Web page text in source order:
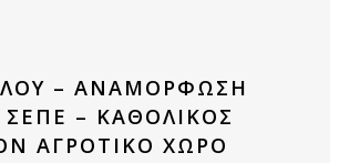
– ΑΝΑΜΌΡΦΩΣΗ
– ΚΑΘΟΛΙΚΌΣ
ΑΓΡΟΤΙΚΌ ΧΏΡΟ